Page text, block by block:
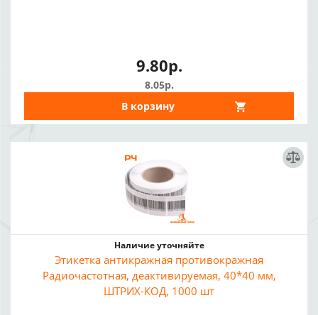
9.80р.
8.05р.
В корзину
Наличие уточняйте
Этикетка антикражная противокражная
Радиочастотная, деактивируемая, 40*40 мм,
ШТРИХ-КОД, 1000 шт